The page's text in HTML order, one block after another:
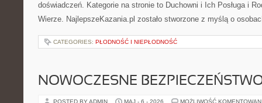
doświadczeń. Kategorie na stronie to Duchowni i Ich Posługa i
Wierze. NajlepszeKazania.pl zostało stworzone z myślą o
CATEGORIES: PŁODNOŚĆ I NIEPŁODNOŚĆ
NOWOCZESNE
POSTED BY ADMIN MAJ - 6 - 2026 MOŻLIWOŚĆ